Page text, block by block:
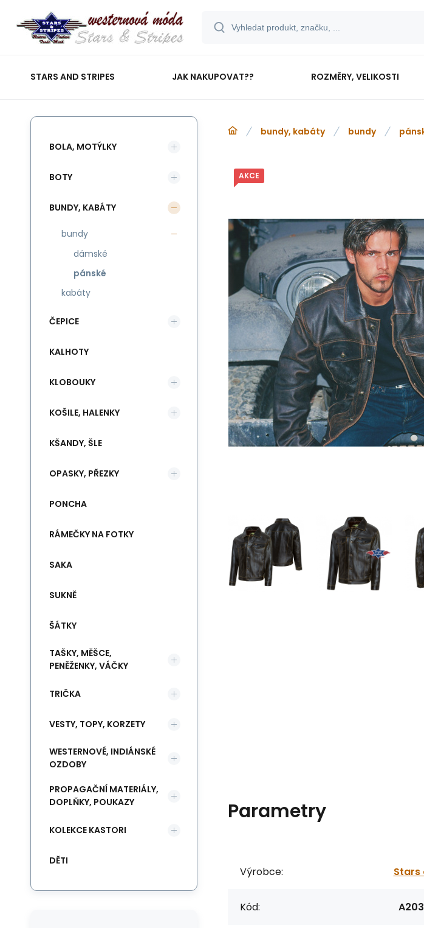
STARS AND STRIPES JAK NAKUPOVAT?? ROZMĚRY, VELIKOSTI
bundy, kabáty bundy
AKCE
Parametry
Výrobce: Stars
Kód:
BOLA, MOTÝLKY
BOTY
BUNDY, KABÁTY
bundy
dámské
pánské
kabáty
ČEPICE
KALHOTY
KLOBOUKY
KOŠILE, HALENKY
KŠANDY, ŠLE
OPASKY, PŘEZKY
PONCHA
RÁMEČKY NA FOTKY
SAKA
SUKNĚ
ŠÁTKY
TAŠKY, MĚŠCE,
PENĚŽENKY, VÁČKY
TRIČKA
VESTY, TOPY, KORZETY
WESTERNOVÉ, INDIÁNSKÉ
OZDOBY
PROPAGAČNÍ MATERIÁLY,
DOPLŇKY, POUKAZY
KOLEKCE KASTORI
DĚTI